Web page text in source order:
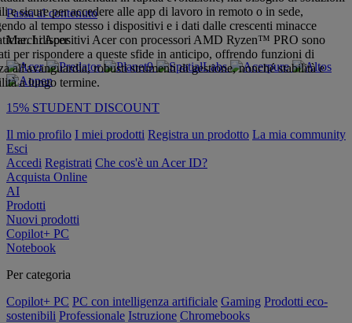
Passa al contenuto
Marchi Acer
15% STUDENT DISCOUNT
Il mio profilo I miei prodotti Registra un prodotto La mia community
Esci
Accedi Registrati Che cos'è un Acer ID?
Acquista Online
AI
Prodotti
Nuovi prodotti
Copilot+ PC
Notebook
Per categoria
Copilot+ PC PC con intelligenza artificiale Gaming Prodotti eco-
sostenibili Professionale Istruzione Chromebooks
e sicure per accedere alle app di lavoro in remoto o in sede,
al tempo stesso i dispositivi e i dati dalle crescenti minacce
I dispositivi Acer con processori AMD Ryzen™ PRO sono
per rispondere a queste sfide in anticipo, offrendo funzioni di
all'avanguardia, robusti strumenti di gestione, nonché stabilità e
a lungo termine.